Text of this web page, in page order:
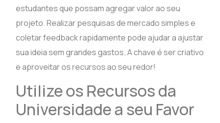
estudantes que possam agregar valor ao seu
projeto. Realizar pesquisas de mercado simples e
coletar feedback rapidamente pode ajudar a ajustar
sua ideia sem grandes gastos. A chave é ser criativo
e aproveitar os recursos ao seu redor!
Utilize os Recursos da
Universidade a seu Favor